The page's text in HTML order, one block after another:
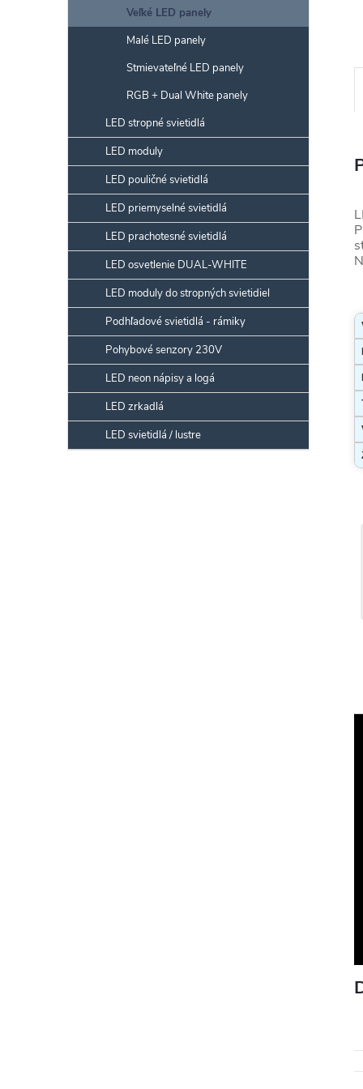
Veľké LED panely
Malé LED panely
Stmievateľné LED panely
RGB + Dual White panely
LED stropné svietidlá
LED moduly
LED pouličné svietidlá
LED priemyselné svietidlá
LED prachotesné svietidlá
LED osvetlenie DUAL-WHITE
LED moduly do stropných svietidiel
Podhľadové svietidlá - rámiky
Pohybové senzory 230V
LED neon nápisy a logá
LED zrkadlá
LED svietidlá / lustre